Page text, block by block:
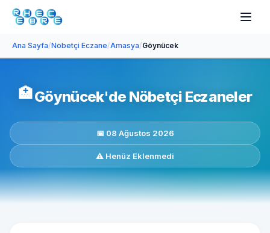
Ana Sayfa/Nöbetçi Eczane/Amasya/Göynücek
🏥Göynücek'de Nöbetçi Eczaneler
📅 08 Ağustos 2026
⚠️ Henüz Eklenmedi